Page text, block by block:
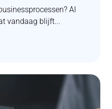
AI
vandaag blijft...